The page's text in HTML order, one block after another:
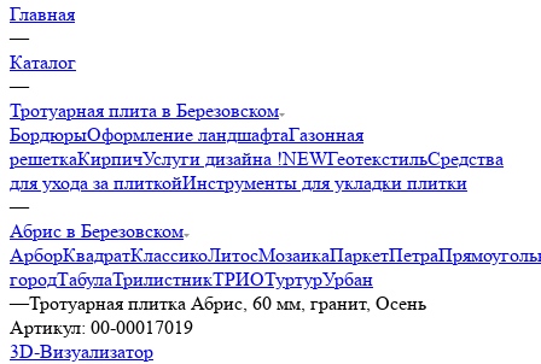
Главная
—
Каталог
—
Тротуарная плита в Березовском
БордюрыОформление ландшафтаГазонная
решеткаКирпичУслуги дизайна !NEWГеотекстильСредства
для ухода за плиткойИнструменты для укладки плитки
—
Абрис в Березовском
АрборКвадратКлассикоЛитосМозаикаПаркетПетра
городТабулаТрилистникТРИОТуртурУрбан
—Тротуарная плитка Абрис, 60 мм, гранит, Осень
Артикул: 00-00017019
3D-Визуализатор